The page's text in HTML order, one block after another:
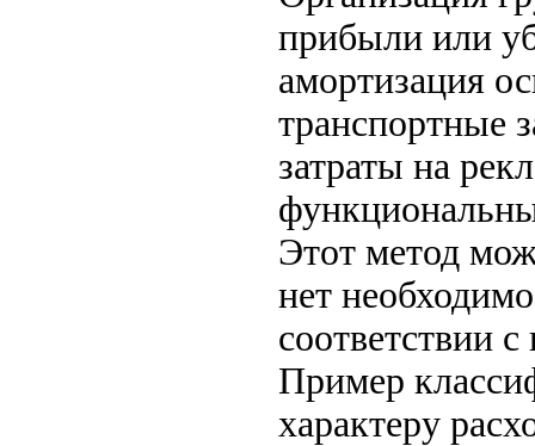
прибыли или
амортизация
транспортные
затраты на
Этот метод
нет
соответствии
Пример
характеру